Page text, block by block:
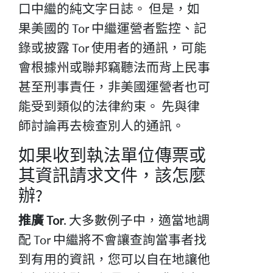
口中繼的純文字日誌。 但是，如
果美國的 Tor 中繼運營者監控、記
錄或披露 Tor 使用者的通訊，可能
會根據州或聯邦竊聽法而背上民事
甚至刑事責任，非美國運營者也可
能受到類似的法律約束。 先與律
師討論再去檢查別人的通訊。
如果收到執法單位傳票或
其資訊請求文件，該怎麼
辦?
推廣 Tor. 大多數例子中，適當地調
配 Tor 中繼將不會讓查詢當事者找
到有用的資訊，您可以自在地讓他